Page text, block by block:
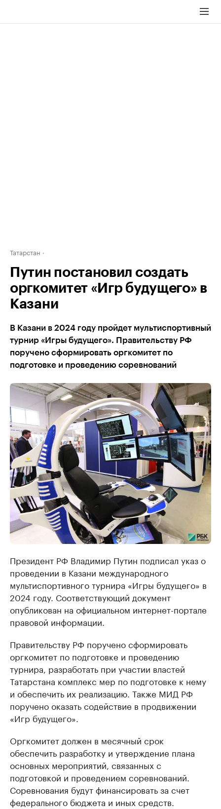
Татарстан
Путин постановил создать
оргкомитет «Игр будущего» в
Казани
В Казани в 2024 году пройдет мультиспортивный
турнир «Игры будущего». Правительству РФ
поручено сформировать оргкомитет по
подготовке и проведению соревнований
Президент РФ Владимир Путин подписал указ о
проведении в Казани международного
мультиспортивного турнира «Игры будущего» в
2024 году. Соответствующий документ
опубликован на официальном интернет-портале
правовой информации.
Правительству РФ поручено сформировать
оргкомитет по подготовке и проведению
турнира, разработать при участии властей
Татарстана комплекс мер по подготовке к нему
и обеспечить их реализацию. Также МИД РФ
поручено оказать содействие в продвижении
«Игр будущего».
Оргкомитет должен в месячный срок
обеспечить разработку и утверждение плана
основных мероприятий, связанных с
подготовкой и проведением соревнований.
Соревнования будут финансировать за счет
федерального бюджета и иных средств.